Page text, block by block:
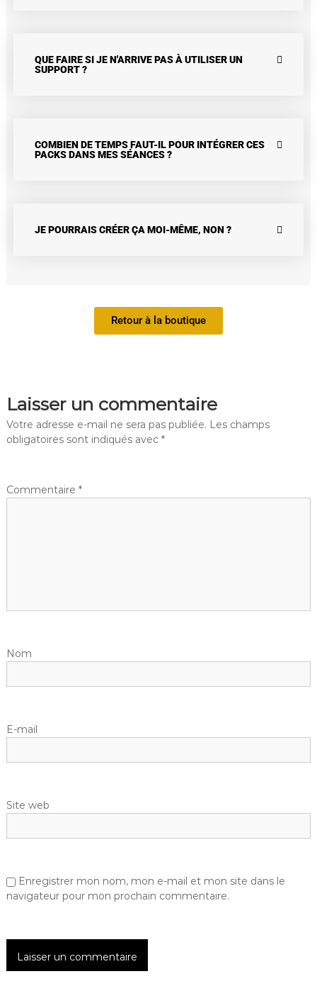
QUE FAIRE SI JE N'ARRIVE PAS À UTILISER UN
SUPPORT ?
COMBIEN DE TEMPS FAUT-IL POUR INTÉGRER CES
PACKS DANS MES SÉANCES ?
JE POURRAIS CRÉER ÇA MOI-MÊME, NON ?
Retour à la boutique
Laisser un commentaire
Votre adresse e-mail ne sera pas publiée. Les champs
obligatoires sont indiqués avec *
Commentaire *
Nom
E-mail
Site web
Enregistrer mon nom, mon e-mail et mon site dans le
navigateur pour mon prochain commentaire.